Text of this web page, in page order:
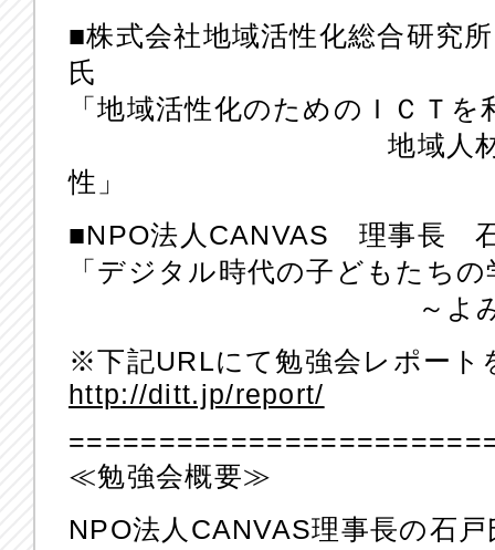
■株式会社地域活性化総合
氏
「地域活性化のためのＩＣＴを
地域人材育成と子
性」
■NPO法人CANVAS 理事長
「デジタル時代の子どもたち
～よみかきプロ
※下記URLにて勉強会レポート
http://ditt.jp/report/
≪勉強会概要≫
NPO法人CANVAS理事長の石